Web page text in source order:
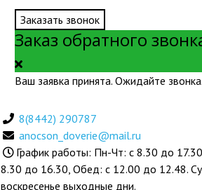
Заказать звонок
Заказ обратного
Ваш заявка принята. Ожидайте звонка.
8(8442) 290787
anocson_doverie@mail.ru
График работы: Пн-Чт: с 8.30 до
8.30 до 16.30, Обед: с 12.00 до 12.48.
воскресенье выходные дни.